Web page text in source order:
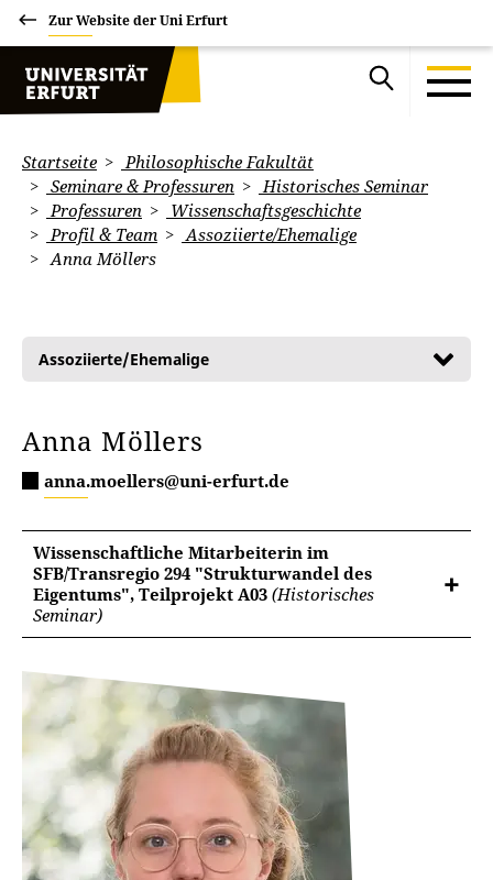
Zur Website der Uni Erfurt
Startseite
Philosophische Fakultät
Seminare & Professuren
Historisches Seminar
Professuren
Wissenschaftsgeschichte
Profil & Team
Assoziierte/Ehemalige
Anna Möllers
Assoziierte/Ehemalige
Anna Möllers
anna.moellers@uni-erfurt.de
Wissenschaftliche Mitarbeiterin im
SFB/Transregio 294 "Strukturwandel des
Eigentums", Teilprojekt A03 (Historisches
Seminar)